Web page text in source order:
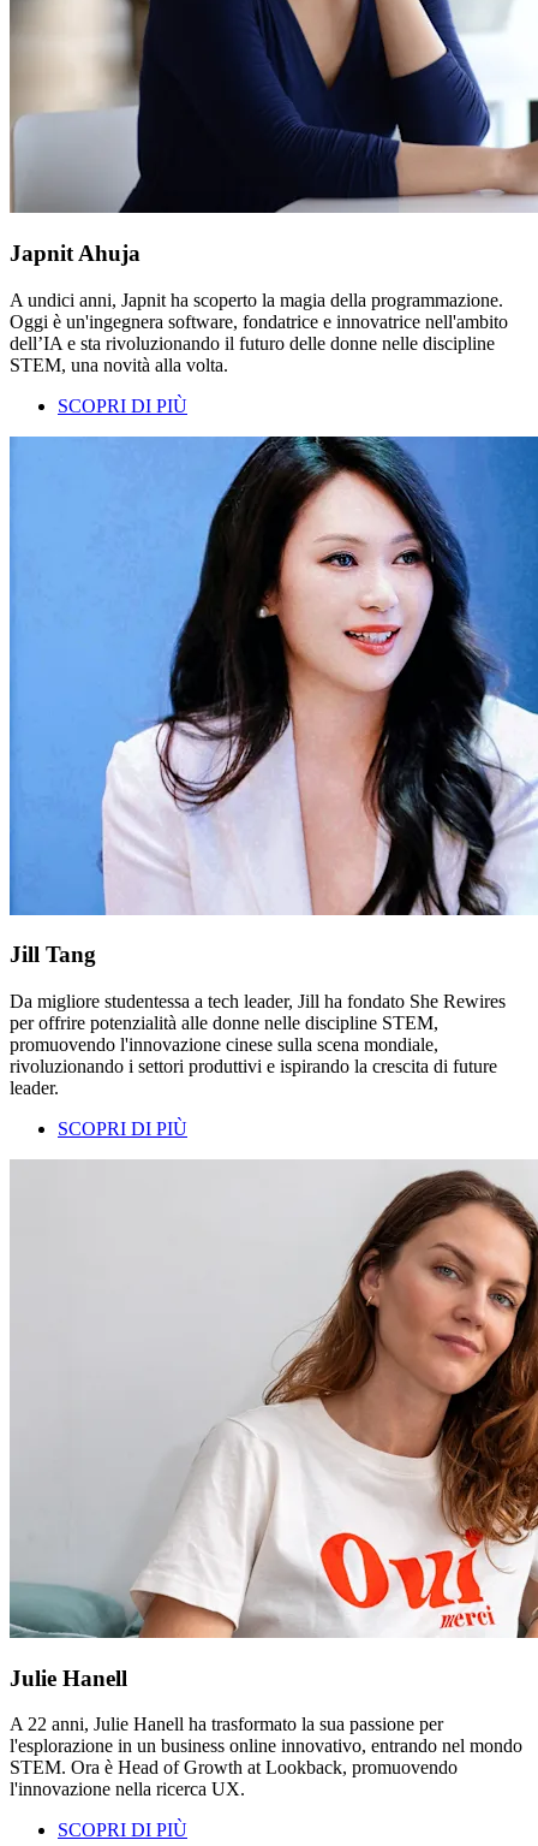
Japnit Ahuja
A undici anni, Japnit ha scoperto la magia della programmazione.
Oggi è un'ingegnera software, fondatrice e innovatrice nell'ambito
dell’IA e sta rivoluzionando il futuro delle donne nelle discipline
STEM, una novità alla volta.
SCOPRI DI PIÙ
Jill Tang
Da migliore studentessa a tech leader, Jill ha fondato She Rewires
per offrire potenzialità alle donne nelle discipline STEM,
promuovendo l'innovazione cinese sulla scena mondiale,
rivoluzionando i settori produttivi e ispirando la crescita di future
leader.
SCOPRI DI PIÙ
Julie Hanell
A 22 anni, Julie Hanell ha trasformato la sua passione per
l'esplorazione in un business online innovativo, entrando nel mondo
STEM. Ora è Head of Growth at Lookback, promuovendo
l'innovazione nella ricerca UX.
SCOPRI DI PIÙ